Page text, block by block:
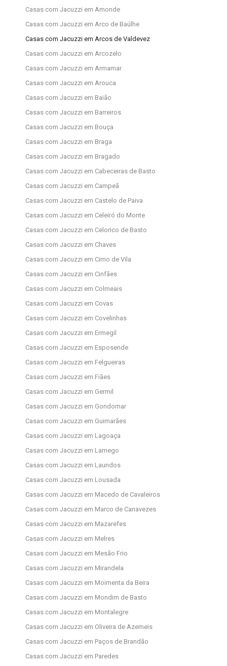
Casas com Jacuzzi em Amonde
Casas com Jacuzzi em Arco de Baúlhe
Casas com Jacuzzi em Arcos de Valdevez
Casas com Jacuzzi em Arcozelo
Casas com Jacuzzi em Armamar
Casas com Jacuzzi em Arouca
Casas com Jacuzzi em Baião
Casas com Jacuzzi em Barreiros
Casas com Jacuzzi em Bouça
Casas com Jacuzzi em Braga
Casas com Jacuzzi em Bragado
Casas com Jacuzzi em Cabeceiras de Basto
Casas com Jacuzzi em Campeã
Casas com Jacuzzi em Castelo de Paiva
Casas com Jacuzzi em Celeiró do Monte
Casas com Jacuzzi em Celorico de Basto
Casas com Jacuzzi em Chaves
Casas com Jacuzzi em Cimo de Vila
Casas com Jacuzzi em Cinfães
Casas com Jacuzzi em Colmeais
Casas com Jacuzzi em Covas
Casas com Jacuzzi em Covelinhas
Casas com Jacuzzi em Ermegil
Casas com Jacuzzi em Esposende
Casas com Jacuzzi em Felgueiras
Casas com Jacuzzi em Fiães
Casas com Jacuzzi em Germil
Casas com Jacuzzi em Gondomar
Casas com Jacuzzi em Guimarães
Casas com Jacuzzi em Lagoaça
Casas com Jacuzzi em Lamego
Casas com Jacuzzi em Laundos
Casas com Jacuzzi em Lousada
Casas com Jacuzzi em Macedo de Cavaleiros
Casas com Jacuzzi em Marco de Canavezes
Casas com Jacuzzi em Mazarefes
Casas com Jacuzzi em Melres
Casas com Jacuzzi em Mesão Frio
Casas com Jacuzzi em Mirandela
Casas com Jacuzzi em Moimenta da Beira
Casas com Jacuzzi em Mondim de Basto
Casas com Jacuzzi em Montalegre
Casas com Jacuzzi em Oliveira de Azemeis
Casas com Jacuzzi em Paços de Brandão
Casas com Jacuzzi em Paredes